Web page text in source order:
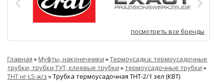
посмотреть все бренды
Главная »Муфты, наконечники »Термоусадка: термоусадочные
трубки, трубки ТУТ, клеевые трубки »термоусадочные трубки »
ТНТ нг-LS-ж/з »Трубка термоусадочная ТНТ-2/1 зел (КВТ)